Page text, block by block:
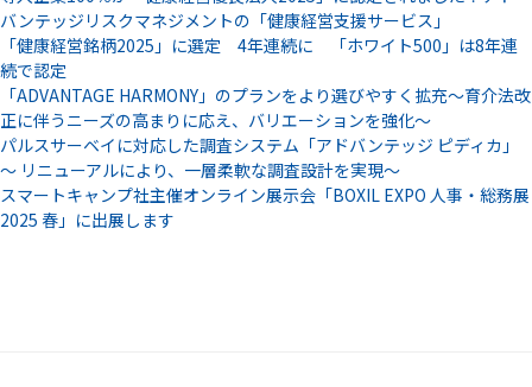
バンテッジリスクマネジメントの「健康経営支援サービス」
「健康経営銘柄2025」に選定 4年連続に 「ホワイト500」は8年連
続で認定
「ADVANTAGE HARMONY」のプランをより選びやすく拡充～育介法改
正に伴うニーズの高まりに応え、バリエーションを強化～
パルスサーベイに対応した調査システム「アドバンテッジ ピディカ」
～ リニューアルにより、一層柔軟な調査設計を実現～
スマートキャンプ社主催オンライン展示会「BOXIL EXPO 人事・総務展
2025 春」に出展します